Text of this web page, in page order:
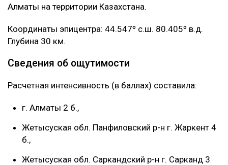
Алматы на территории Казахстана.
Координаты эпицентра: 44.547º с.ш. 80.405º в.д.
Глубина 30 км.
Сведения об ощутимости
Расчетная интенсивность (в баллах) составила:
г. Алматы 2 б.,
Жетысуская обл. Панфиловский р-н г. Жаркент 4
б.,
Жетысуская обл. Саркандский р-н г. Сарканд 3